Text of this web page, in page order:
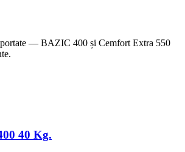
— BAZIC 400 și Cemfort Extra 550
40 Kg.